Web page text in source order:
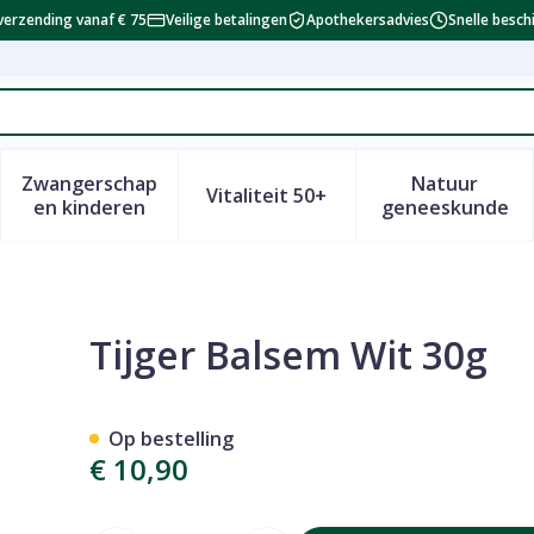
vanaf € 75 Veilige betalingen Apothekersadvies Snelle
verzorging en hygiëne categorie
voor Dieet, voeding en vitamines categorie
Zwangerschap
en kinderenToon submenu voor Zwangerschap en
Vitaliteit 50+Toon submenu voor
Natuur
geneeskunde
Toon
Tijger Balsem Wit 30g
€ 10,90
Op bestelling